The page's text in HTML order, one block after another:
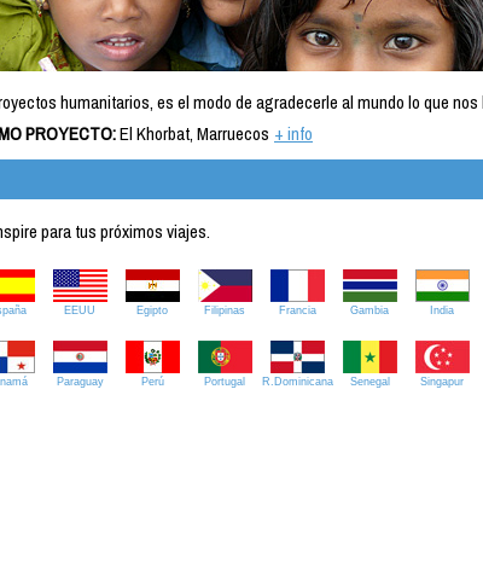
humanitarios, es el modo de agradecerle al mundo lo que nos
PROYECTO:El Khorbat, Marruecos + info
para tus próximos viajes.
EEUU Egipto Filipinas Francia Gambia India
Paraguay Perú Portugal R.Dominicana Senegal Singapur